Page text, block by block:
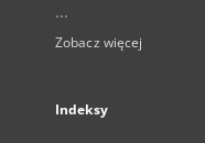
...
Zobacz więcej
Indeksy